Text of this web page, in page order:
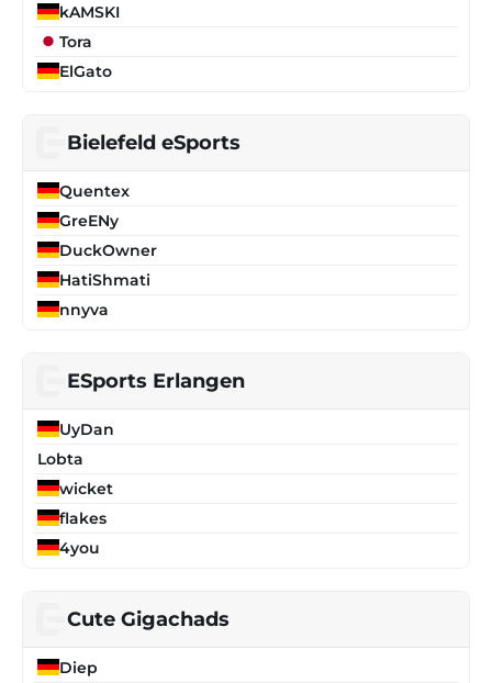
kAMSKI
Tora
ElGato
Bielefeld eSports
Quentex
GreENy
DuckOwner
HatiShmati
nnyva
ESports Erlangen
UyDan
Lobta
wicket
flakes
4you
Cute Gigachads
Diep